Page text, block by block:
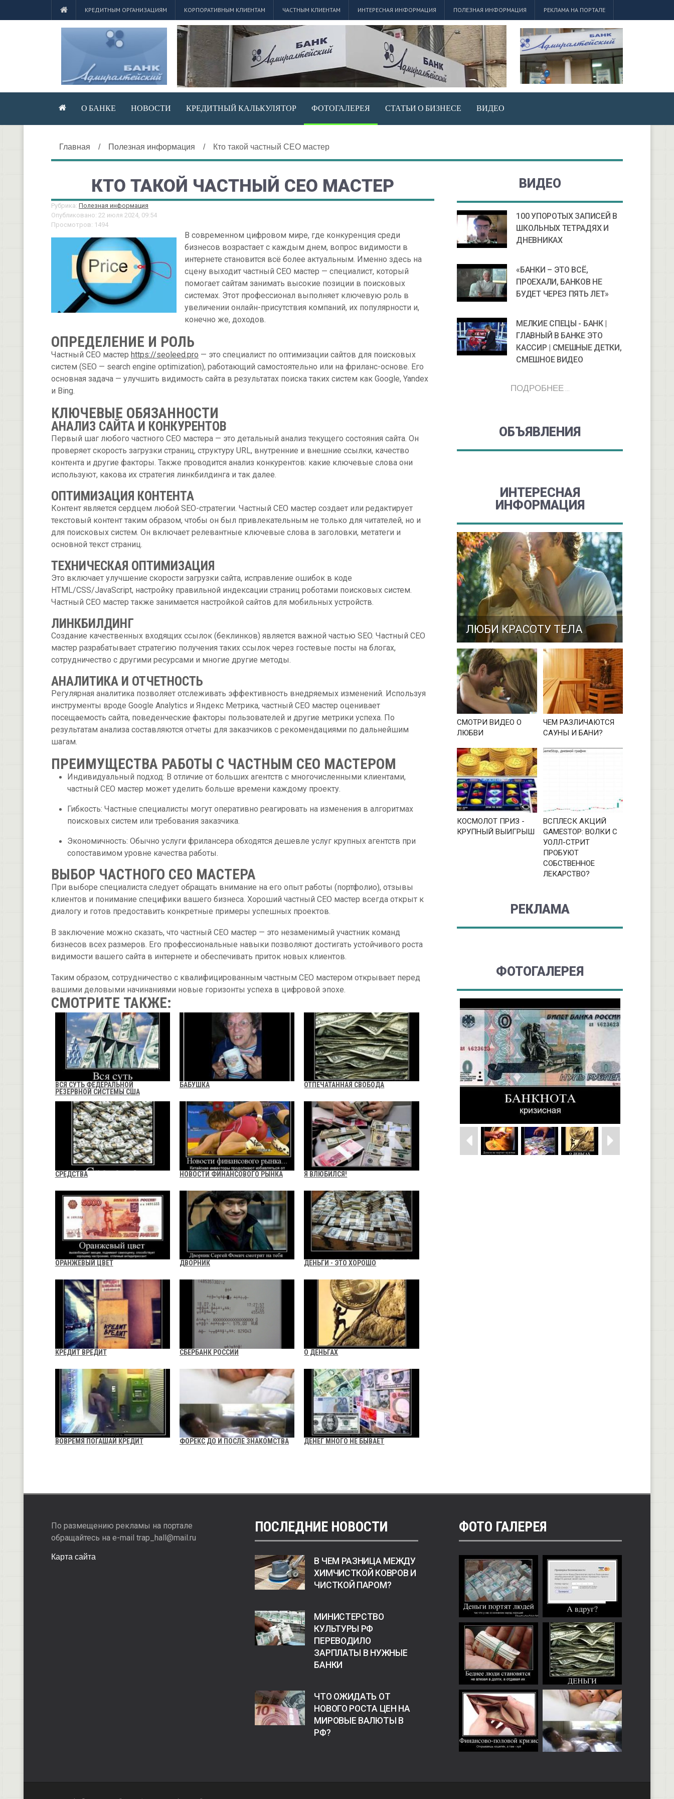
КРЕДИТНЫМ ОРГАНИЗАЦИЯМ КОРПОРАТИВНЫМ КЛИЕНТАМ ЧАСТНЫМ КЛИЕНТАМ ИНТЕРЕСНАЯ ИНФОРМАЦИЯ ПОЛЕЗНАЯ ИНФОРМАЦИЯ РЕКЛАМА НА ПОРТАЛЕ
О БАНКЕ НОВОСТИ КРЕДИТНЫЙ КАЛЬКУЛЯТОР ФОТОГАЛЕРЕЯ СТАТЬИ О БИЗНЕСЕ ВИДЕО
Главная / Полезная информация / Кто такой частный СЕО мастер
КТО ТАКОЙ ЧАСТНЫЙ СЕО МАСТЕР
Рубрика: Полезная информация
Опубликовано: 22 июля 2024, 09:54
Просмотров: 1494
В современном цифровом мире, где конкуренция среди
бизнесов возрастает с каждым днем, вопрос видимости в
интернете становится всё более актуальным. Именно здесь на
сцену выходит частный СЕО мастер — специалист, который
помогает сайтам занимать высокие позиции в поисковых
системах. Этот профессионал выполняет ключевую роль в
увеличении онлайн-присутствия компаний, их популярности и,
конечно же, доходов.
ОПРЕДЕЛЕНИЕ И РОЛЬ
Частный СЕО мастер https://seoleed.pro — это специалист по оптимизации сайтов для поисковых
систем (SEO — search engine optimization), работающий самостоятельно или на фриланс-основе. Его
основная задача — улучшить видимость сайта в результатах поиска таких систем как Google, Yandex
и Bing.
КЛЮЧЕВЫЕ ОБЯЗАННОСТИ
АНАЛИЗ САЙТА И КОНКУРЕНТОВ
Первый шаг любого частного СЕО мастера — это детальный анализ текущего состояния сайта. Он
проверяет скорость загрузки страниц, структуру URL, внутренние и внешние ссылки, качество
контента и другие факторы. Также проводится анализ конкурентов: какие ключевые слова они
используют, какова их стратегия линкбилдинга и так далее.
ОПТИМИЗАЦИЯ КОНТЕНТА
Контент является сердцем любой SEO-стратегии. Частный СЕО мастер создает или редактирует
текстовый контент таким образом, чтобы он был привлекательным не только для читателей, но и
для поисковых систем. Он включает релевантные ключевые слова в заголовки, метатеги и
основной текст страниц.
ТЕХНИЧЕСКАЯ ОПТИМИЗАЦИЯ
Это включает улучшение скорости загрузки сайта, исправление ошибок в коде
HTML/CSS/JavaScript, настройку правильной индексации страниц роботами поисковых систем.
Частный СЕО мастер также занимается настройкой сайтов для мобильных устройств.
ЛИНКБИЛДИНГ
Создание качественных входящих ссылок (беклинков) является важной частью SEO. Частный СЕО
мастер разрабатывает стратегию получения таких ссылок через гостевые посты на блогах,
сотрудничество с другими ресурсами и многие другие методы.
АНАЛИТИКА И ОТЧЕТНОСТЬ
Регулярная аналитика позволяет отслеживать эффективность внедряемых изменений. Используя
инструменты вроде Google Analytics и Яндекс Метрика, частный СЕО мастер оценивает
посещаемость сайта, поведенческие факторы пользователей и другие метрики успеха. По
результатам анализа составляются отчеты для заказчиков с рекомендациями по дальнейшим
шагам.
ПРЕИМУЩЕСТВА РАБОТЫ С ЧАСТНЫМ СЕО МАСТЕРОМ
Индивидуальный подход: В отличие от больших агентств с многочисленными клиентами,
частный СЕО мастер может уделить больше времени каждому проекту.
Гибкость: Частные специалисты могут оперативно реагировать на изменения в алгоритмах
поисковых систем или требования заказчика.
Экономичность: Обычно услуги фрилансера обходятся дешевле услуг крупных агентств при
сопоставимом уровне качества работы.
ВЫБОР ЧАСТНОГО СЕО МАСТЕРА
При выборе специалиста следует обращать внимание на его опыт работы (портфолио), отзывы
клиентов и понимание специфики вашего бизнеса. Хороший частный СЕО мастер всегда открыт к
диалогу и готов предоставить конкретные примеры успешных проектов.
В заключение можно сказать, что частный СЕО мастер — это незаменимый участник команд
бизнесов всех размеров. Его профессиональные навыки позволяют достигать устойчивого роста
видимости вашего сайта в интернете и обеспечивать приток новых клиентов.
Таким образом, сотрудничество с квалифицированным частным СЕО мастером открывает перед
вашими деловыми начинаниями новые горизонты успеха в цифровой эпохе.
СМОТРИТЕ ТАКЖЕ:
ВСЯ СУТЬ ФЕДЕРАЛЬНОЙ
РЕЗЕРВНОЙ СИСТЕМЫ США
БАБУШКА ОТПЕЧАТАННАЯ СВОБОДА
СРЕДСТВА НОВОСТИ ФИНАНСОВОГО РЫНКА Я ВЛЮБИЛСЯ!
ОРАНЖЕВЫЙ ЦВЕТ ДВОРНИК ДЕНЬГИ - ЭТО ХОРОШО
КРЕДИТ ВРЕДИТ СБЕРБАНК РОССИИ О ДЕНЬГАХ
ВОВРЕМЯ ПОГАШАЙ КРЕДИТ ФОРЕКС ДО И ПОСЛЕ ЗНАКОМСТВА ДЕНЕГ МНОГО НЕ БЫВАЕТ
ВИДЕО
100 УПОРОТЫХ ЗАПИСЕЙ В
ШКОЛЬНЫХ ТЕТРАДЯХ И
ДНЕВНИКАХ
«БАНКИ – ЭТО ВСЁ,
ПРОЕХАЛИ, БАНКОВ НЕ
БУДЕТ ЧЕРЕЗ ПЯТЬ ЛЕТ»
МЕЛКИЕ СПЕЦЫ - БАНК |
ГЛАВНЫЙ В БАНКЕ ЭТО
КАССИР | СМЕШНЫЕ ДЕТКИ,
СМЕШНОЕ ВИДЕО
ПОДРОБНЕЕ ...
ОБЪЯВЛЕНИЯ
ИНТЕРЕСНАЯ
ИНФОРМАЦИЯ
ЛЮБИ КРАСОТУ ТЕЛА
СМОТРИ ВИДЕО О
ЛЮБВИ
ЧЕМ РАЗЛИЧАЮТСЯ
САУНЫ И БАНИ?
КОСМОЛОТ ПРИЗ -
КРУПНЫЙ ВЫИГРЫШ
ВСПЛЕСК АКЦИЙ
GAMESTOP: ВОЛКИ С
УОЛЛ-СТРИТ
ПРОБУЮТ
СОБСТВЕННОЕ
ЛЕКАРСТВО?
РЕКЛАМА
ФОТОГАЛЕРЕЯ
По размещению рекламы на портале
обращайтесь на e-mail trap_hall@mail.ru
Карта сайта
ПОСЛЕДНИЕ НОВОСТИ
В ЧЕМ РАЗНИЦА МЕЖДУ
ХИМЧИСТКОЙ КОВРОВ И
ЧИСТКОЙ ПАРОМ?
МИНИСТЕРСТВО
КУЛЬТУРЫ РФ
ПЕРЕВОДИЛО
ЗАРПЛАТЫ В НУЖНЫЕ
БАНКИ
ЧТО ОЖИДАТЬ ОТ
НОВОГО РОСТА ЦЕН НА
МИРОВЫЕ ВАЛЮТЫ В
РФ?
ФОТО ГАЛЕРЕЯ